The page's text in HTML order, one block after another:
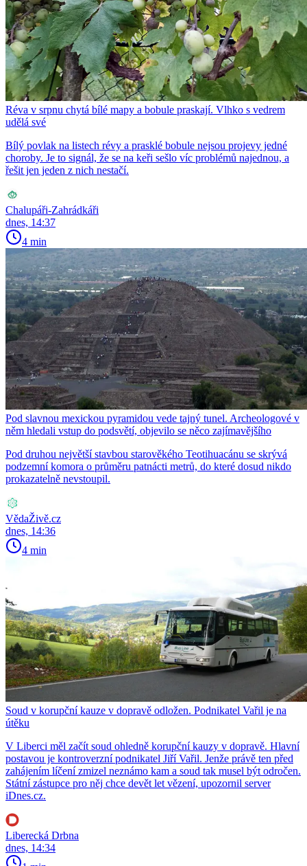
Réva v srpnu chytá bílé mapy a bobule praskají. Vlhko s vedrem
udělá své
Bílý povlak na listech révy a prasklé bobule nejsou projevy jedné
choroby. Je to signál, že se na keři sešlo víc problémů najednou, a
řešit jen jeden z nich nestačí.
Chalupáři-Zahrádkáři
dnes, 14:37
4 min
Pod slavnou mexickou pyramidou vede tajný tunel. Archeologové v
něm hledali vstup do podsvětí, objevilo se něco zajímavějšího
Pod druhou největší stavbou starověkého Teotihuacánu se skrývá
podzemní komora o průměru patnácti metrů, do které dosud nikdo
prokazatelně nevstoupil.
VědaŽivě.cz
dnes, 14:36
4 min
Soud v korupční kauze v dopravě odložen. Podnikatel Vařil je na
útěku
V Liberci měl začít soud ohledně korupční kauzy v dopravě. Hlavní
postavou je kontroverzní podnikatel Jiří Vařil. Jenže právě ten před
zahájením líčení zmizel neznámo kam a soud tak musel být odročen.
Státní zástupce pro něj chce devět let vězení, upozornil server
iDnes.cz.
Liberecká Drbna
dnes, 14:34